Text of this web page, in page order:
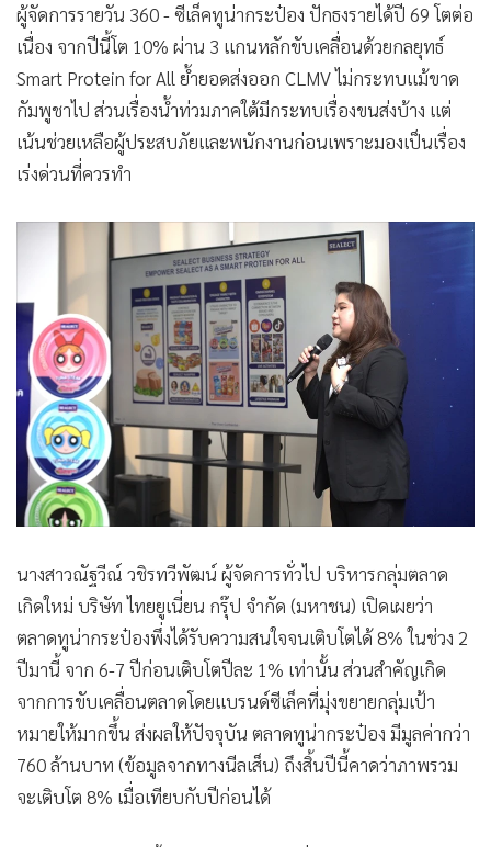
• กีฬา
• ต่างประเทศ
• Special Scoop
• เศรษฐกิจ-ธุรกิจ
• จีน
• อาชญากรรม
วิทยาศาสตร์
SMEs
• หุ้น
อินโดจีน
กองทุนรวม
Celeb Online
• Factcheck
ญี่ปุ่น
• News1
• Gotomanager
ผู้จัดการรายวัน 360 - ซีเล็คทูน่ากระป๋อง ปักธงรายได้ปี 69 โตต่อ
เนื่อง จากปีนี้โต 10% ผ่าน 3 แกนหลักขับเคลื่อนด้วยกลยุทธ์
Smart Protein for All ย้ำยอดส่งออก CLMV ไม่กระทบแม้ขาด
กัมพูชาไป ส่วนเรื่องน้ำท่วมภาคใต้มีกระทบเรื่องขนส่งบ้าง แต่
เน้นช่วยเหลือผู้ประสบภัยและพนักงานก่อนเพราะมองเป็นเรื่อง
เร่งด่วนที่ควรทำ
นางสาวณัฐวีณ์ วชิรทวีพัฒน์ ผู้จัดการทั่วไป บริหารกลุ่มตลาด
เกิดใหม่ บริษัท ไทยยูเนี่ยน กรุ๊ป จำกัด (มหาชน) เปิดเผยว่า
ตลาดทูน่ากระป๋องพึ่งได้รับความสนใจจนเติบโตได้ 8% ในช่วง 2
ปีมานี้ จาก 6-7 ปีก่อนเติบโตปีละ 1% เท่านั้น ส่วนสำคัญเกิด
จากการขับเคลื่อนตลาดโดยแบรนด์ซีเล็คที่มุ่งขยายกลุ่มเป้า
หมายให้มากขึ้น ส่งผลให้ปัจจุบัน ตลาดทูน่ากระป๋อง มีมูลค่ากว่า
760 ล้านบาท (ข้อมูลจากทางนีลเส็น) ถึงสิ้นปีนี้คาดว่าภาพรวม
จะเติบโต 8% เมื่อเทียบกับปีก่อนได้